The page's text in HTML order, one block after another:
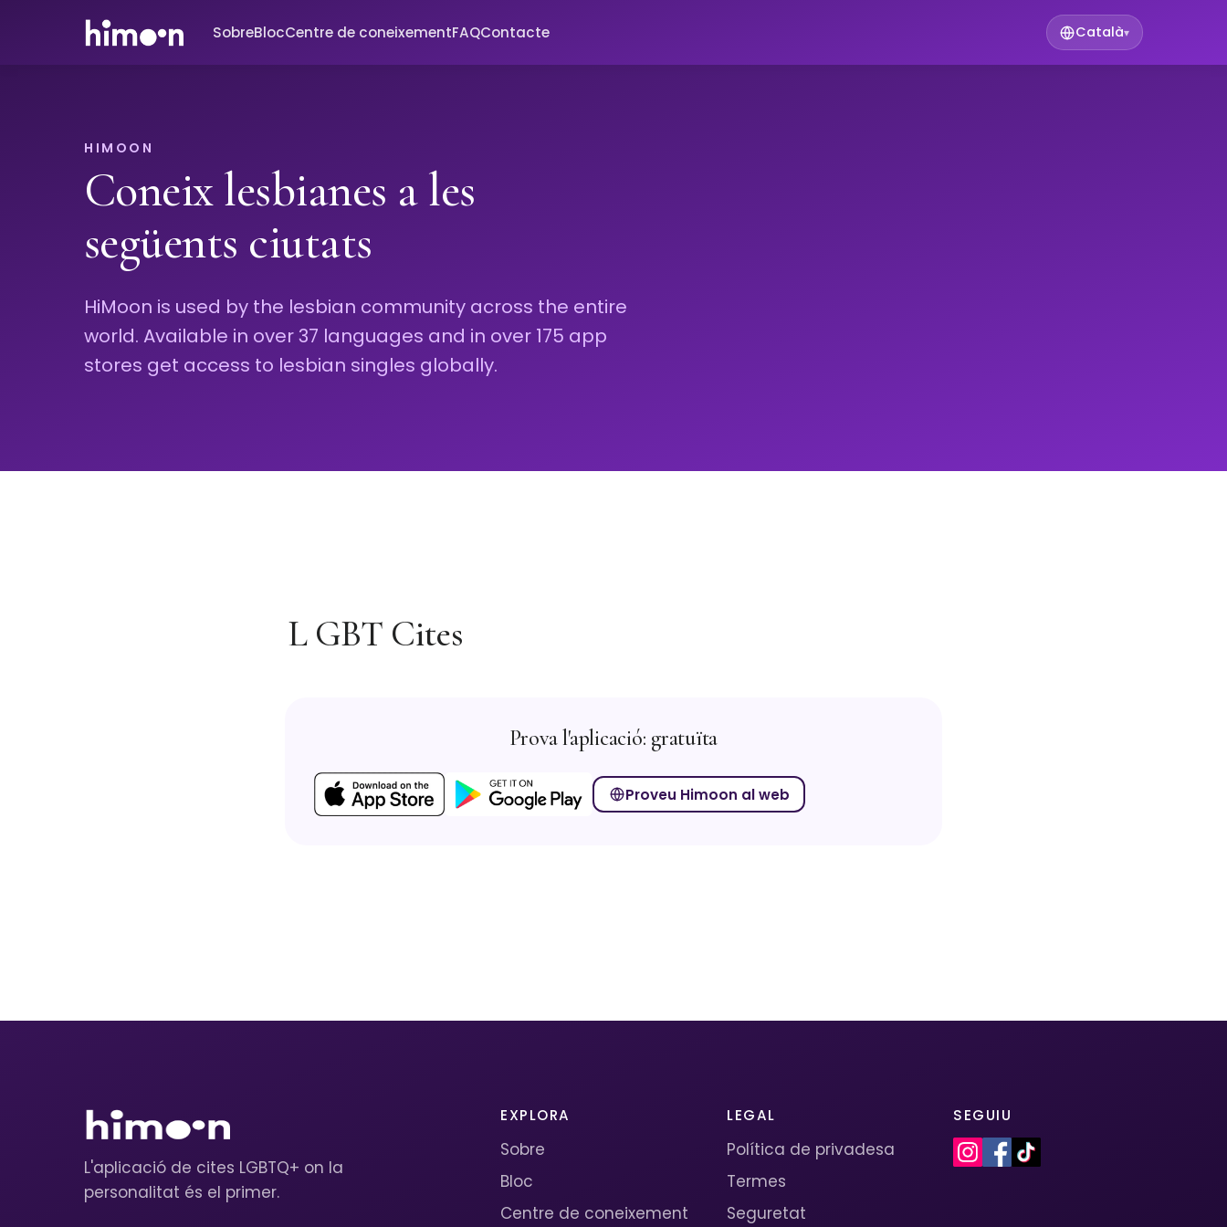
SobreBlocCentre de coneixementFAQContacte Català▾
HIMOON
Coneix lesbianes a les
següents ciutats
HiMoon is used by the lesbian community across the entire
world. Available in over 37 languages and in over 175 app
stores get access to lesbian singles globally.
L GBT Cites
Prova l'aplicació: gratuïta
Proveu Himoon al web
L'aplicació de cites LGBTQ+ on la
personalitat és el primer.
EXPLORA
Sobre
Bloc
Centre de coneixement
LEGAL
Política de privadesa
Termes
Seguretat
SEGUIU